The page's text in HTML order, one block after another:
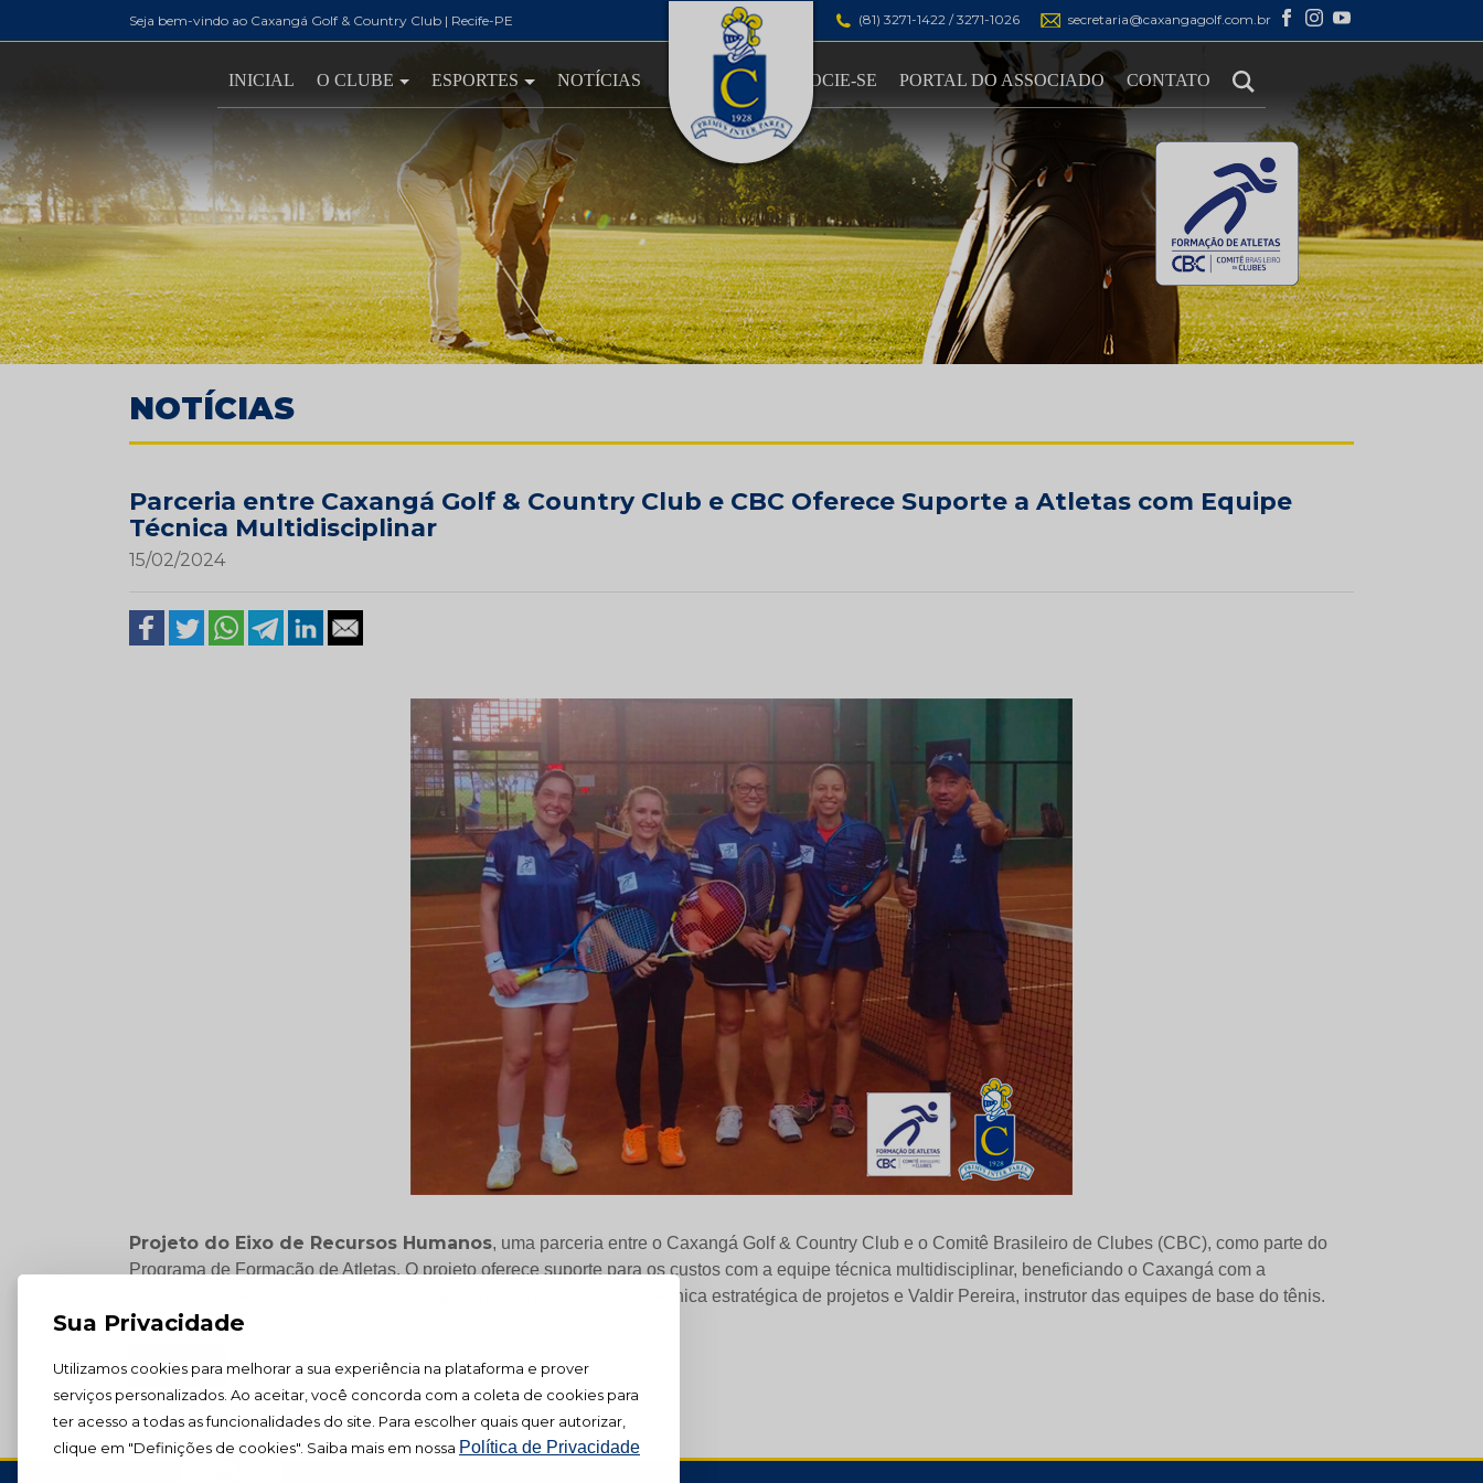
Sua Privacidade
Utilizamos cookies para melhorar a sua experiência na plataforma e prover
serviços personalizados. Ao aceitar, você concorda com a coleta de cookies para
ter acesso a todas as funcionalidades do site. Para escolher quais quer autorizar,
clique em "Definições de cookies". Saiba mais em nossa Política de Privacidade
Seja bem-vindo ao Caxangá Golf & Country Club | Recife-PE (81) 3271-1422 / 3271-1026 secretaria@caxangagolf.com.br
INICIAL O CLUBE ESPORTES NOTÍCIAS ASSOCIE-SE PORTAL DO ASSOCIADO CONTATO
NOTÍCIAS
Parceria entre Caxangá Golf & Country Club e CBC Oferece Suporte a Atletas com Equipe
Técnica Multidisciplinar
15/02/2024
Projeto do Eixo de Recursos Humanos, uma parceria entre o Caxangá Golf & Country Club e o Comitê Brasileiro de Clubes (CBC), como parte do
Programa de Formação de Atletas. O projeto oferece suporte para os custos com a equipe técnica multidisciplinar, beneficiando o Caxangá com a
participação de dois grandes profissionais: Thaynah Vasconcelos, técnica estratégica de projetos e Valdir Pereira, instrutor das equipes de base do tênis.
« Voltar